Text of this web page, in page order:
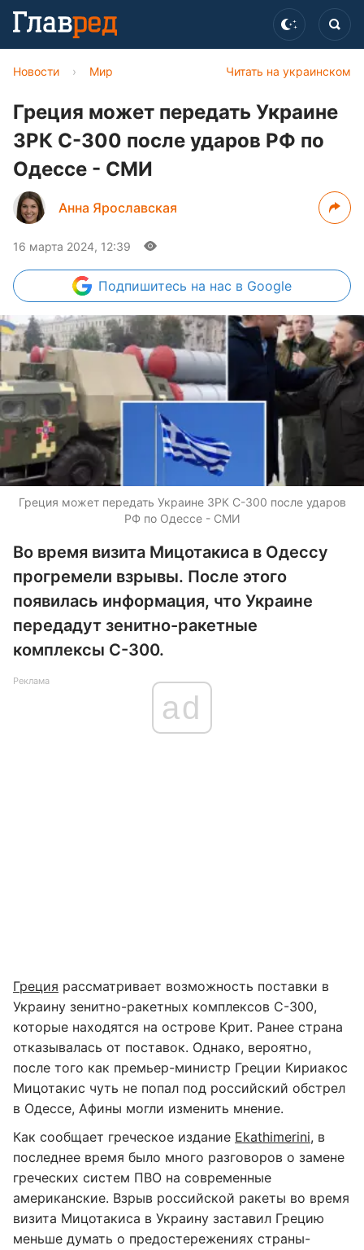
Читать на украинском
Новости › Мир
Греция может передать Украине
ЗРК С-300 после ударов РФ по
Одессе - СМИ
Анна Ярославская
16 марта 2024, 12:39
Подпишитесь на нас в Google
Греция может передать Украине ЗРК С-300 после ударов
РФ по Одессе - СМИ
Во время визита Мицотакиса в Одессу
прогремели взрывы. После этого
появилась информация, что Украине
передадут зенитно-ракетные
комплексы С-300.
Реклама
ad
Греция рассматривает возможность поставки в
Украину зенитно-ракетных комплексов С-300,
которые находятся на острове Крит. Ранее страна
отказывалась от поставок. Однако, вероятно,
после того как премьер-министр Греции Кириакос
Мицотакис чуть не попал под российский обстрел
в Одессе, Афины могли изменить мнение.
Как сообщает греческое издание Ekathimerini, в
последнее время было много разговоров о замене
греческих систем ПВО на современные
американские. Взрыв российской ракеты во время
визита Мицотакиса в Украину заставил Грецию
меньше думать о предостережениях страны-